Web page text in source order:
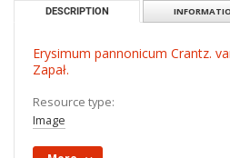
DESCRIPTION
Erysimum pannonicum Crantz.
Zapał.
Resource type:
Image